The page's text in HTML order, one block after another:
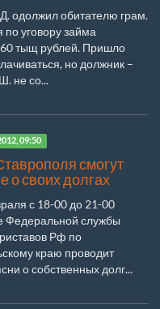
одолжил обитателю грам.
по уговору займа
тыщ рублей. Пришло
но должник –
не со...
09:50
смогут
о своих долгах
с 18-00 до 21-00
Федеральной службы
Рф по
краю проводит
о собственных долг...